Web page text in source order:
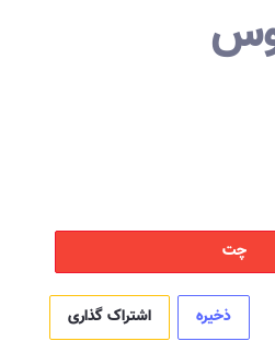
چت
ذخیره اشتراک گذاری